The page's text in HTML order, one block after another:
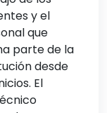
y el
que
parte de la
desde
El